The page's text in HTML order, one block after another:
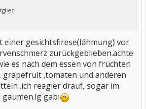
einer gesichtsfirese(lähmung) vor
zurückgeblieben.achte
es nach dem essen von früchten
grapefruit ,tomaten und anderen
.ich reagier drauf, sogar im
gabi